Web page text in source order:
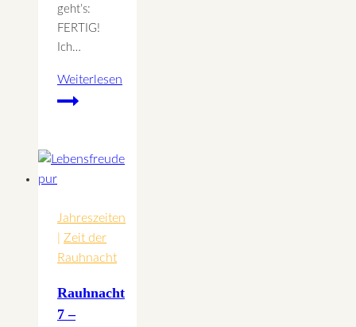
geht’s:
FERTIG!
Ich…
Weiterlesen
Kerzenlichtglas
Jahreszeiten
Zeit der
Rauhnacht
Rauhnacht
7 –